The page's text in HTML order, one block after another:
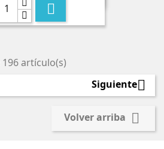

artículo(s)
Siguiente
Volver arriba 